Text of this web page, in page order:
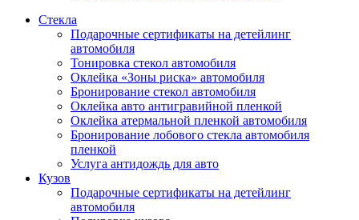
Стекла
Подарочные сертификаты на детейлинг
автомобиля
Тонировка стекол автомобиля
Оклейка «Зоны риска» автомобиля
Бронирование стекол автомобиля
Оклейка авто антигравийной пленкой
Оклейка атермальной пленкой автомобиля
Бронирование лобового стекла автомобиля
пленкой
Услуга антидождь для авто
Кузов
Подарочные сертификаты на детейлинг
автомобиля